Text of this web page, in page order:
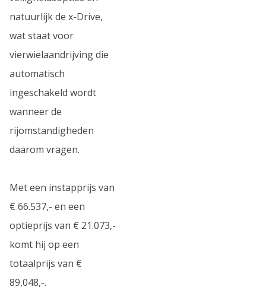
natuurlijk de x-Drive,
wat staat voor
vierwielaandrijving die
automatisch
ingeschakeld wordt
wanneer de
rijomstandigheden
daarom vragen.
Met een instapprijs van
€ 66.537,- en een
optieprijs van € 21.073,-
komt hij op een
totaalprijs van €
89,048,-.